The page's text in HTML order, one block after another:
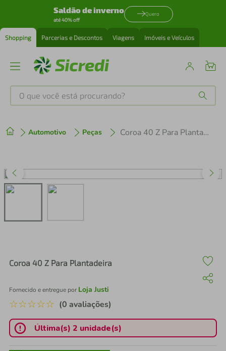
Saldão de inverno
até 40% off
Quero
Shopping Parcerias e Descontos Viagens Imóveis e Veículos
O que você está procurando?
Automotivo Peças Coroa 40 Z Para Plantadeira
Coroa 40 Z Para Plantadeira
Fornecido e entregue por Loja Justi
☆☆☆☆☆ (0 avaliações)
Última(s) 2 unidade(s)
2º cafeteira